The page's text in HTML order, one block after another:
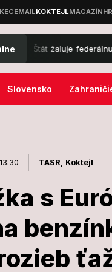
žaluje federálnu vládu,
Slovensko
TASR, Koktejl
s